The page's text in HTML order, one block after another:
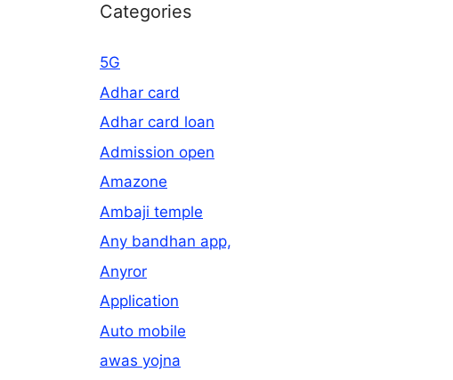
Categories
5G
Adhar card
Adhar card loan
Admission open
Amazone
Ambaji temple
Any bandhan app,
Anyror
Application
Auto mobile
awas yojna